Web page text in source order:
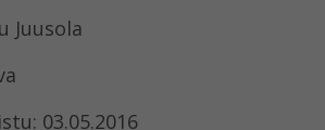
Juusola
03.05.2016